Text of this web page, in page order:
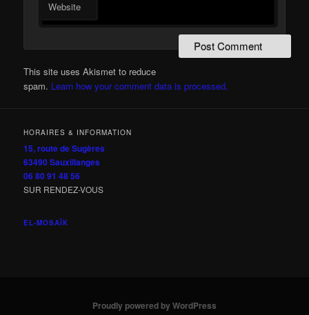
Website
This site uses Akismet to reduce
spam. Learn how your comment data is processed.
HORAIRES & INFORMATION
15, route de Sugères
63490 Sauxillanges
06 80 91 48 56
SUR RENDEZ-VOUS
EL-MOSAÏK
Proudly powered by WordPress